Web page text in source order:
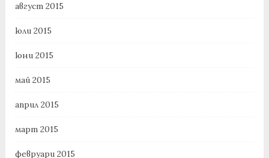
август 2015
юли 2015
юни 2015
май 2015
април 2015
март 2015
февруари 2015